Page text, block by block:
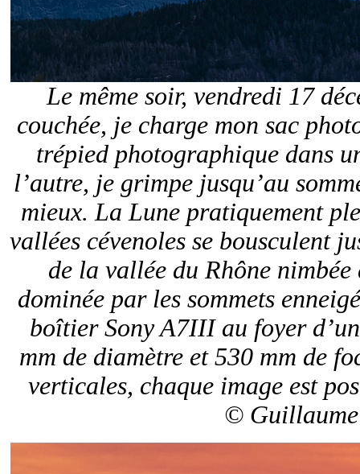
Le même soir, vendredi 17
couchée, je charge mon sac
trépied photographique dans
l’autre, je grimpe jusqu’au
mieux. La Lune pratiquement
vallées cévenoles se bousculent
de la vallée du Rhône
dominée par les sommets
boîtier Sony A7III au foyer
mm de diamètre et 530 mm de
verticales, chaque image est
©